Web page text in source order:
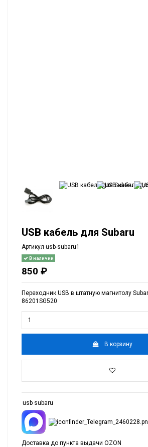
USB кабель для Subaru
Артикул usb-subaru1
В наличии
850 ₽
Переходник USB в штатную магнитолу
86201SG520
В корзину
usb subaru
Доставка до пункта выдачи OZON